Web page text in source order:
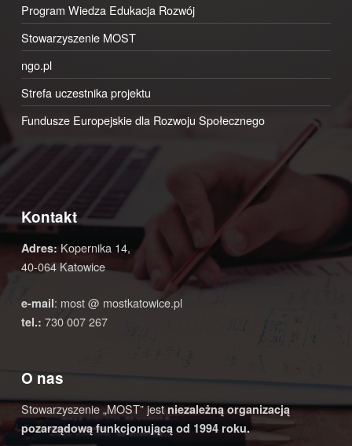
Program Wiedza Edukacja Rozwój
Stowarzyszenie MOST
ngo.pl
Strefa uczestnika projektu
Fundusze Europejskie dla Rozwoju Społecznego
Kontakt
Adres:Kopernika 14,
40-064 Katowice
e-mail: most @ mostkatowice.pl
tel.: 730 007 267
O nas
Stowarzyszenie „MOST” jestniezależną organizacją
pozarządową funkcjonującą od 1994 roku.